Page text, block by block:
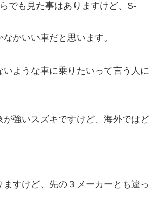
でも見た事はありますけど、S-
かいい車だと思います。
ような車に乗りたいって言う人に
強いスズキですけど、海外ではど
すけど、先の３メーカーとも違っ